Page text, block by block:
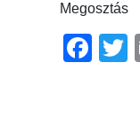
Megosztás